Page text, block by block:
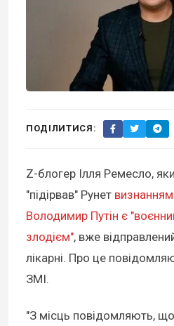
ПОДІЛИТИСЯ:
Z-блогер Ілля Ремесло,
"підірвав" Рунет
Володимир Путін є
злодієм", вже
лікарні. Про це
ЗМІ.
"З місць повідомляють,